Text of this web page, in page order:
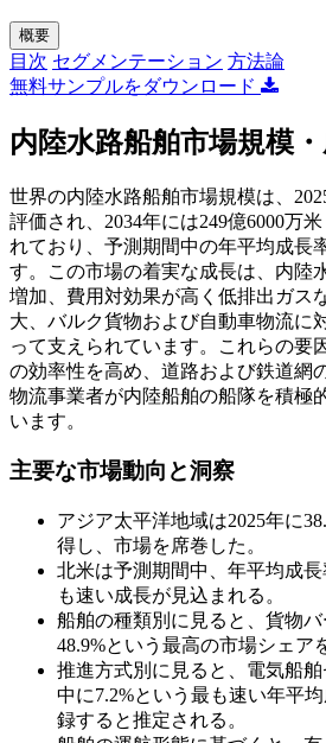
概要
目次 セグメンテーション 方法論
無料サンプルをダウンロード
内陸水路船舶市場規模
世界の内陸水路船舶市場規模は、
評価され、2034年には249億6000万
れており、予測期間中の年平均成長
す。この市場の着実な成長は、内陸
増加、費用対効果が高く低排出ガス
大、バルク貨物および自動車物流に
って支えられています。これらの要
の効率性を高め、道路および鉄道網
物流事業者が内陸船舶の船隊を積極
います。
主要な市場動向と洞察
アジア太平洋地域は2025年に
得し、市場を席巻した。
北米は予測期間中、年平均成
も速い成長が見込まれる。
船舶の種類別に見ると、貨物バ
48.9%という最高の市場シェア
推進方式別に見ると、電気船
中に7.2%という最も速い年平
録すると推定される。